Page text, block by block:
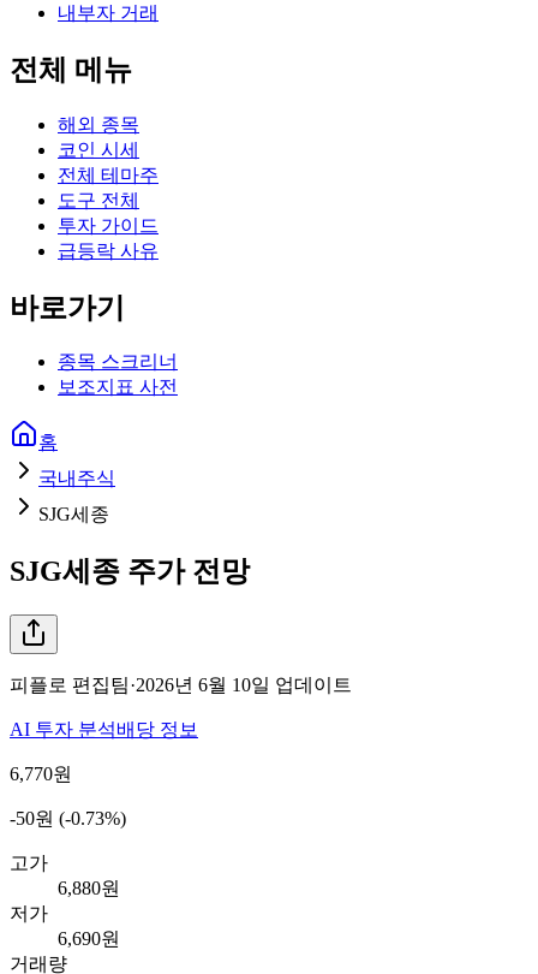
내부자 거래
전체 메뉴
해외 종목
코인 시세
전체 테마주
도구 전체
투자 가이드
급등락 사유
바로가기
종목 스크리너
보조지표 사전
홈
국내주식
SJG세종
SJG세종 주가 전망
피플로 편집팀·2026년 6월 10일 업데이트
AI 투자 분석배당 정보
6,770원
-50원 (-0.73%)
고가
6,880원
저가
6,690원
거래량